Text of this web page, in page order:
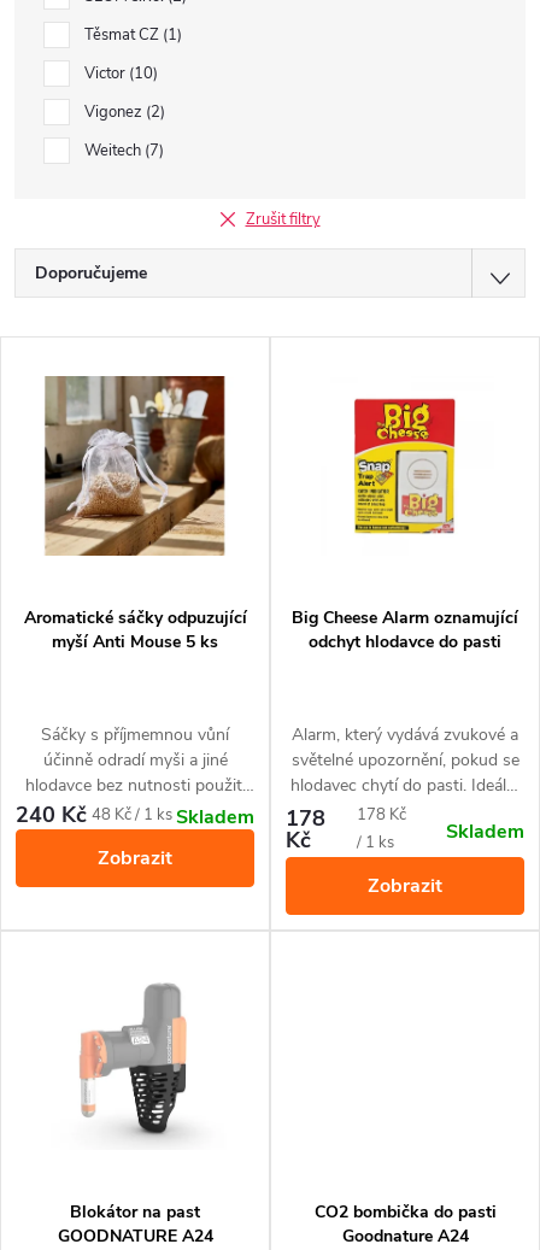
Těsmat CZ 1
Victor 10
Vigonez 2
Weitech 7
Zrušit filtry
Ř
a
p
u
k
t
Doporučujeme
Nejprodávanější
Abecedně
p
d
u
k
Aromatické sáčky odpuzující
myší Anti Mouse 5 ks
Sáčky s příjmemnou vůní
účinně odradí myši a jiné
hlodavce bez nutnosti použití
chemikálie nebo elektronického
zařízení.
240 Kč Měrná
48 Kč / 1 ksSkladem
Zobrazit
Big Cheese Alarm oznamující
odchyt hlodavce do pasti
Alarm, který vydává zvukové a
světelné upozornění, pokud se
hlodavec chytí do pasti. Ideální
k použití na těžko přístupných
místech k pastem na potkany a
myši.
178
Kč
Měrná
cena:
178 Kč
/ 1 ks
Skladem
Zobrazit
Blokátor na past
GOODNATURE A24
CO2 bombička do pasti
Goodnature A24